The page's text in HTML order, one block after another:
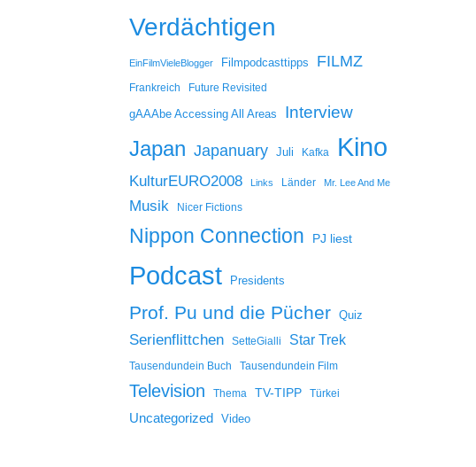
Verdächtigen
EinFilmVieleBlogger Filmpodcasttipps FILMZ
Frankreich Future Revisited
gAAAbe Accessing All Areas Interview
Japan Japanuary Juli Kafka Kino
KulturEURO2008 Links Länder Mr. Lee And Me
Musik Nicer Fictions
Nippon Connection PJ liest
Podcast Presidents
Prof. Pu und die Pücher Quiz
Serienflittchen SetteGialli Star Trek
Tausendundein Buch Tausendundein Film
Television Thema TV-TIPP Türkei
Uncategorized Video